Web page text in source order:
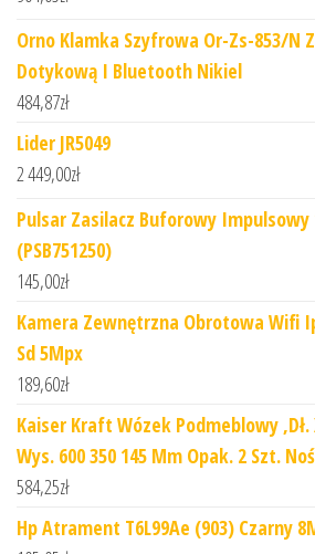
Orno Klamka Szyfrowa Or-Zs-853/N
Dotykową I Bluetooth Nikiel
484,87zł
Lider JR5049
2 449,00zł
Pulsar Zasilacz Buforowy Impulsowy
(PSB751250)
145,00zł
Kamera Zewnętrzna Obrotowa Wifi
Sd 5Mpx
189,60zł
Kaiser Kraft Wózek Podmeblowy ,Dł.
Wys. 600 350 145 Mm Opak. 2 Szt.
584,25zł
Hp Atrament T6L99Ae (903) Czarny